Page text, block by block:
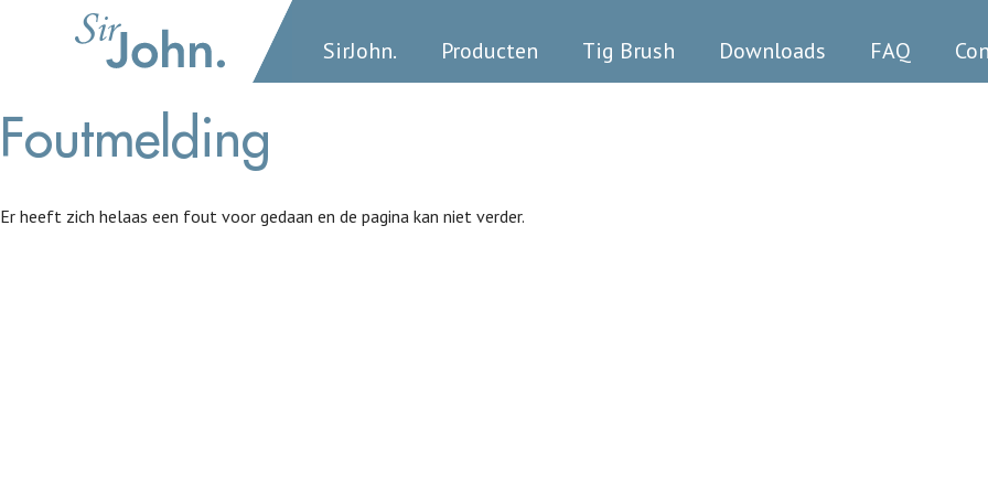
SirJohn. Producten Tig Brush Downloads FAQ
Foutmelding
Er heeft zich helaas een fout voor gedaan en de pagina kan niet verder.